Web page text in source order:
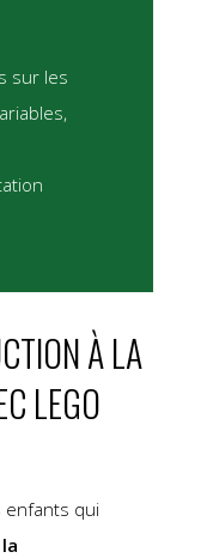
sur les
À LA
LEGO
enfants qui